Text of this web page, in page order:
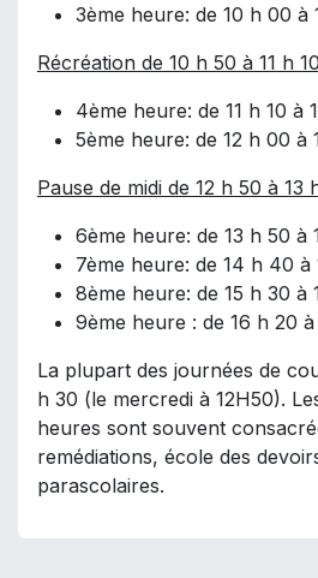
3ème heure: de 10 h 00 à
Récréation de 10 h 50 à 11 h 10
4ème heure: de 11 h 10 à
5ème heure: de 12 h 00 à
Pause de midi de 12 h 50 à 13
6ème heure: de 13 h 50 à
7ème heure: de 14 h 40 à
8ème heure: de 15 h 30 à
9ème heure : de 16 h 20 à
La plupart des journées de
h 30 (le mercredi à 12H50).
heures sont souvent
remédiations, école des
parascolaires.